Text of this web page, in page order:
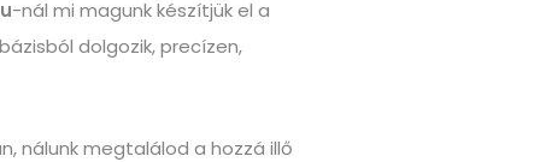
-nál mi magunk készítjük el a
dolgozik, precízen,
nálunk megtalálod a hozzá illő